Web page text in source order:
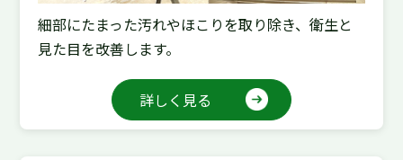
細部にたまった汚れやほこりを取り除き、衛生と
見た目を改善します。
詳しく見る